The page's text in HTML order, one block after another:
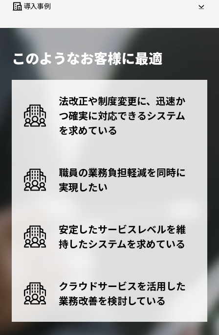
導入事例
このようなお客様に最適
法改正や制度変更に、迅速か
つ確実に対応できるシステム
を求めている
職員の業務負担軽減を同時に
実現したい
安定したサービスレベルを維
持したシステムを求めている
クラウドサービスを活用した
業務改善を検討している